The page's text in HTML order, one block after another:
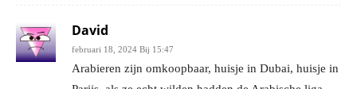
David
februari 18, 2024 Bij 15:47
Arabieren zijn omkoopbaar, huisje in Dubai, huisje in